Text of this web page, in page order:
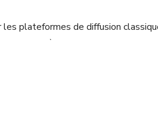
plateformes de diffusion
font voir à leurs proches par des